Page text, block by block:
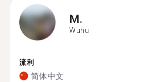
M.
Wuhu
流利
简体中文